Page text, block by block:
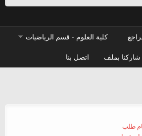
كلية العلوم - قسم الرياضيات
شاركنا بملف اتصل بنا
طلب